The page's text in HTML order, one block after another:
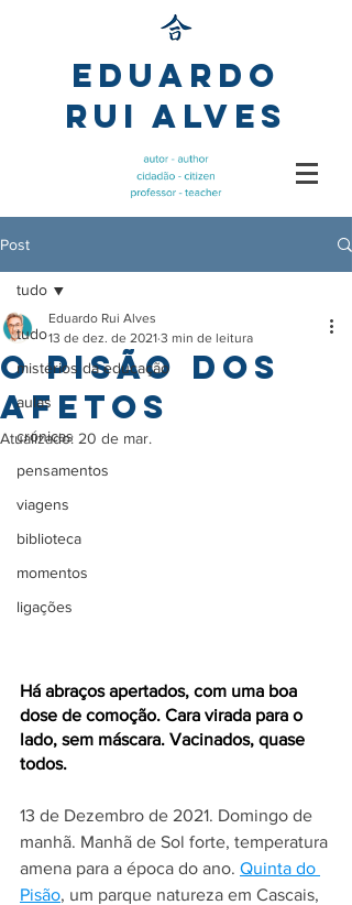
Eduardo
Rui Alves
Post
tudo
mistérios da educação
aulas
crónicas
pensamentos
viagens
biblioteca
momentos
ligações
tudo
O Pisão dos
afetos
Eduardo Rui Alves
13 de dez. de 2021 3 min de leitura
Atualizado: 20 de mar.
Há abraços apertados, com uma boa
dose de comoção. Cara virada para o
lado, sem máscara. Vacinados, quase
todos.
13 de Dezembro de 2021. Domingo de
manhã. Manhã de Sol forte, temperatura
amena para a época do ano. Quinta do
Pisão, um parque natureza em Cascais,